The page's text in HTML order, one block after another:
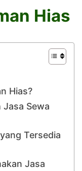
Hias
Hias?
Sewa
Tersedia
Jasa